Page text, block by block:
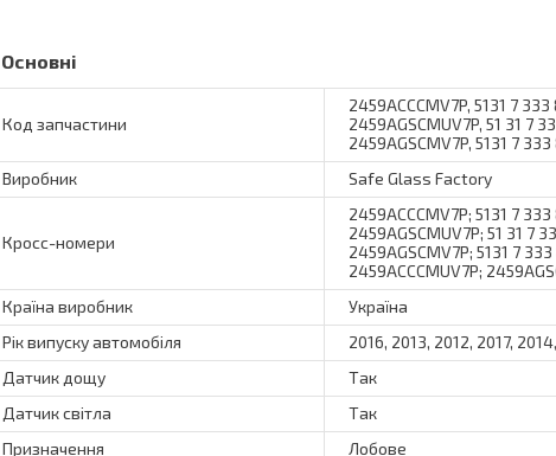
Основні
Код запчастини
2459ACCCMV7P, 5131 7
2459AGSCMUV7P, 51 31 7
2459AGSCMV7P, 5131 7
Виробник
Safe Glass Factory
Кросс-номери
2459ACCCMV7P; 5131 7
2459AGSCMUV7P; 51 31 7
2459AGSCMV7P; 5131 7
2459ACCCMUV7P;
Країна виробник
Україна
Рік випуску автомобіля
2016, 2013, 2012, 2017,
Датчик дощу
Так
Датчик світла
Так
Призначення
Лобове